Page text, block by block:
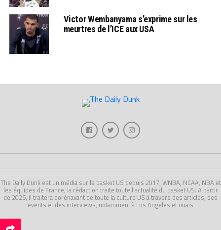
Victor Wembanyama s’exprime sur les
meurtres de l’ICE aux USA
The Daily Dunk est un média sur le basket US depuis 2017, WNBA, NCAA, NBA et
les équipes de France, la rédaction traite toute l'actualité du basket US. A partir
de 2025, il traitera dorénavant de toute la culture US à travers des articles, des
events et des interviews, notamment à Los Angeles et ouais